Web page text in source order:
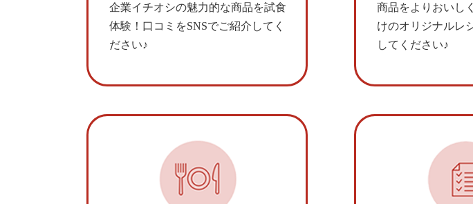
企業イチオシの魅力的な商品を試食
体験！口コミをSNSでご紹介してく
ださい♪
商品をよりおいし
けのオリジナルレ
してください♪